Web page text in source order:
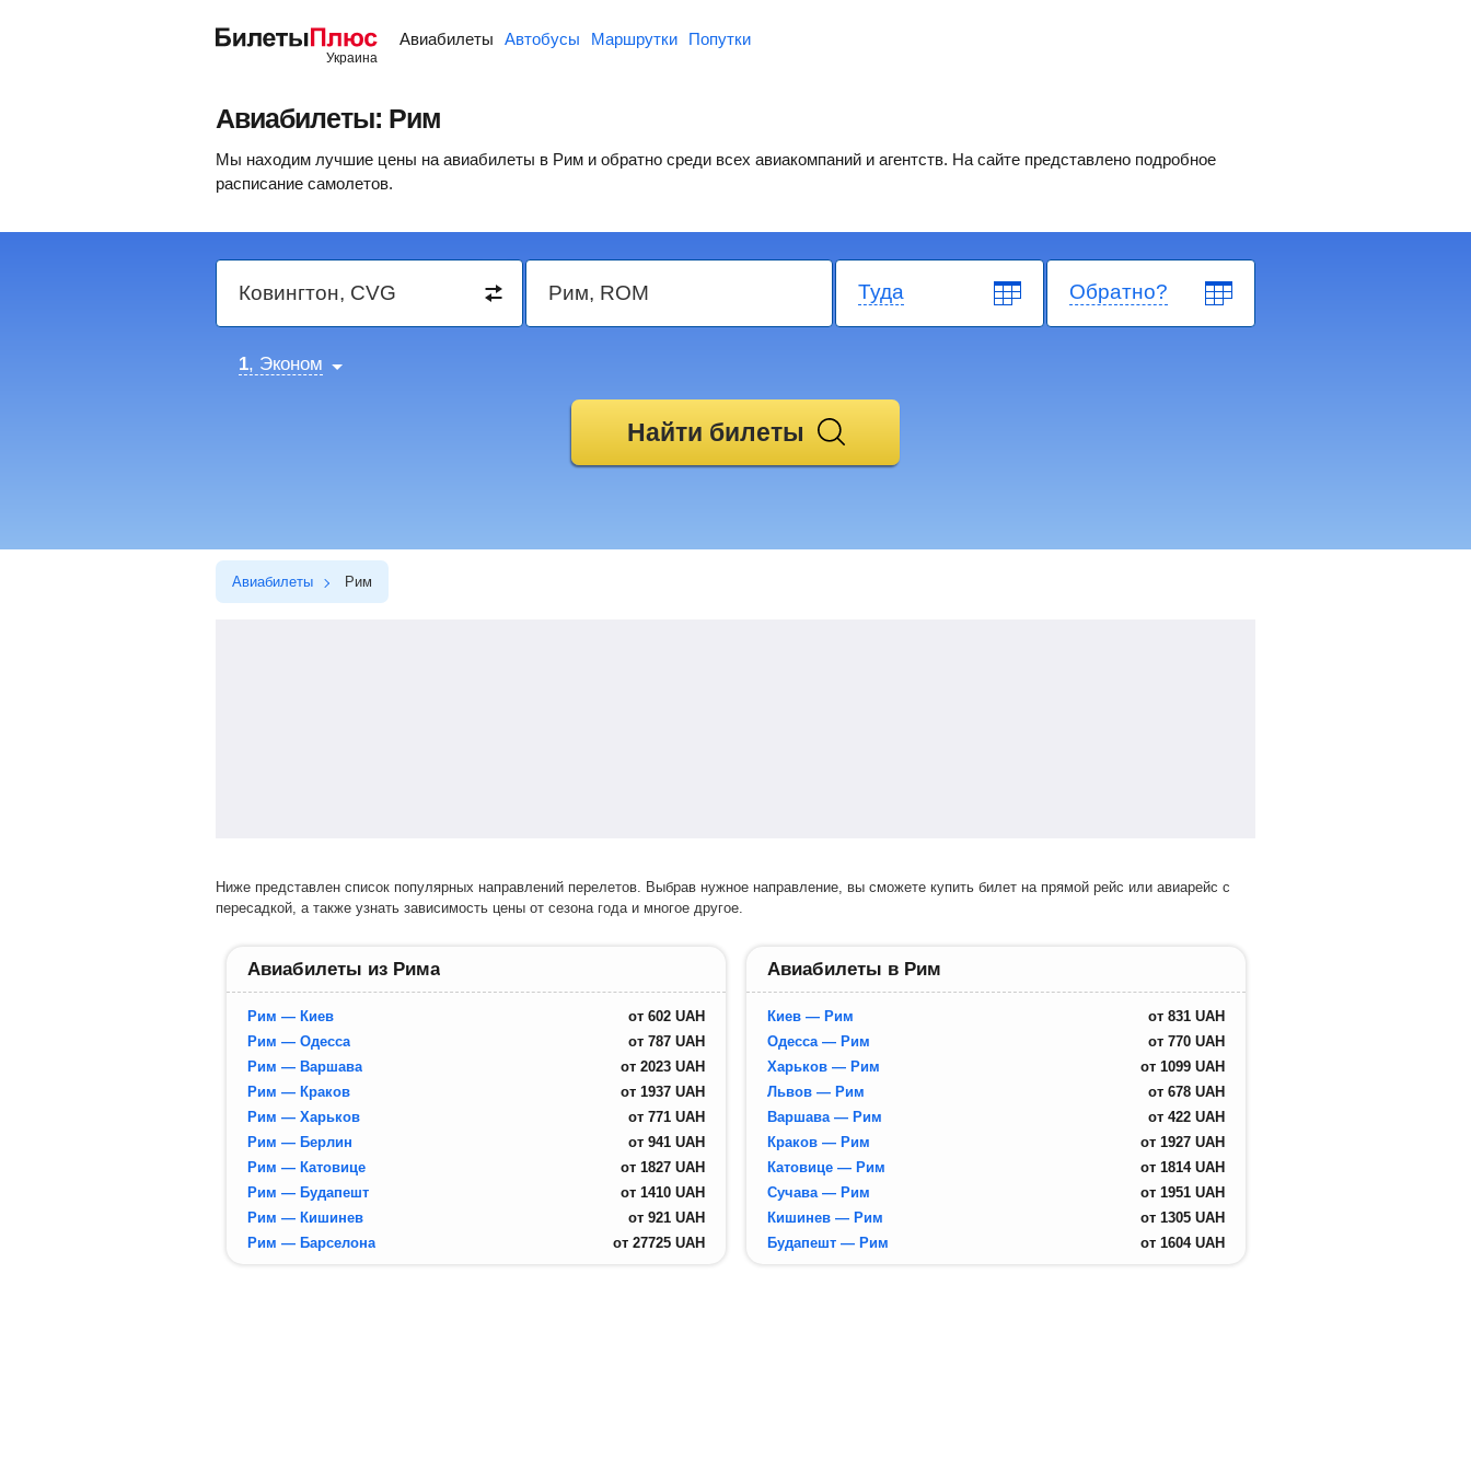
Авиабилеты Автобусы Маршрутки Попутки
Авиабилеты: Рим
Мы находим лучшие цены на авиабилеты в Рим и обратно среди всех авиакомпаний и агентств. На сайте представлено подробное
расписание самолетов.
Туда Обратно?
1, Эконом
Найти билеты
Авиабилеты Рим
Ниже представлен список популярных направлений перелетов. Выбрав нужное направление, вы сможете купить билет на прямой рейс или авиарейс с
пересадкой, а также узнать зависимость цены от сезона года и многое другое.
Авиабилеты из Рима
Рим — Киев от 602 UAH
Рим — Одесса
от 787 UAH
Рим — Варшава
от 2023 UAH
Рим — Краков
от 1937 UAH
Рим — Харьков
от 771 UAH
Рим — Берлин
от 941 UAH
Рим — Катовице
от 1827 UAH
Рим — Будапешт
от 1410 UAH
Рим — Кишинев
от 921 UAH
Рим — Барселона
от 27725 UAH
Авиабилеты в Рим
Киев — Рим от 831 UAH
Одесса — Рим
от 770 UAH
Харьков — Рим
от 1099 UAH
Львов — Рим
от 678 UAH
Варшава — Рим
от 422 UAH
Краков — Рим
от 1927 UAH
Катовице — Рим
от 1814 UAH
Сучава — Рим
от 1951 UAH
Кишинев — Рим
от 1305 UAH
Будапешт — Рим
от 1604 UAH